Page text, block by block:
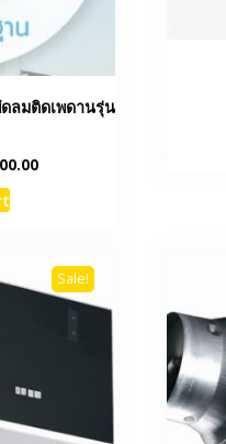
ลมติดเพดานรุ่น
Current
Sale!